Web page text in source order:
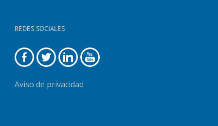
REDES SOCIALES
Aviso de privacidad